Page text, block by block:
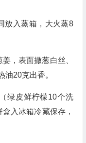
放入蒸箱，大火蒸8
，表面撒葱白丝、
20克出香。
绿皮鲜柠檬10个洗
入冰箱冷藏保存，